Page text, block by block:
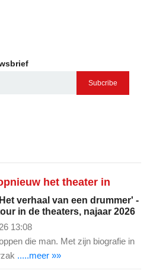
Subcribe
het theater in
verhaal van een drummer' -
in de theaters, najaar 2026
13:08
die man. Met zijn biografie in
.....meer »»